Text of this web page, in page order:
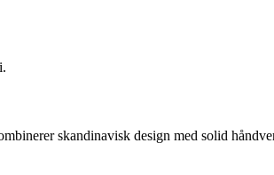
skandinavisk design med solid